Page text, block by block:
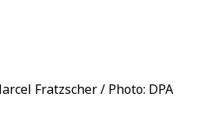
Fratzscher / Photo: DPA